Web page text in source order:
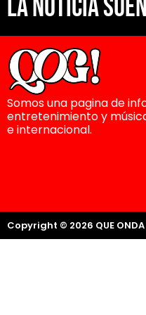
La noticia
Somos una pagina de
entretenimiento y
e internacional.
Copyright © 2026 QUE ONDA